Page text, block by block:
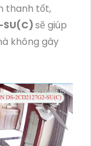
thanh tốt,
SU(C)sẽ giúp
không gây